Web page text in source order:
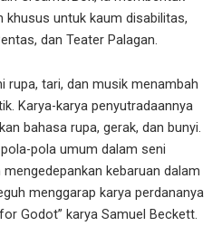
untuk kaum disabilitas,
dan Teater Palagan.
rupa, tari, dan musik menambah
Karya-karya penyutradaannya
bahasa rupa, gerak, dan bunyi.
pola umum dalam seni
kebaruan dalam
menggarap karya perdananya
Godot” karya Samuel Beckett.